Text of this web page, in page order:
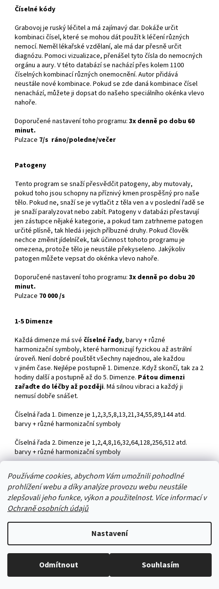
Používáme cookies, abychom Vám umožnili pohodlné
prohlížení webu a díky analýze provozu webu neustále
zlepšovali jeho funkce, výkon a použitelnost. Více informací v
Ochraně osobních údajů
Nastavení
Odmítnout Souhlasím
Stačí nám zavolat a zeptat se :-)
Číselné kódy
Grabovoj je ruský léčitel a má zajímavý dar. Dokáže určit
kombinaci čísel, které se mohou dát použít k léčení různých
nemocí. Neměl lékařské vzdělaní, ale má dar přesně určit
diagnózu. Pomoci vizualizace, přenášel tyto čísla do nemocných
orgánu a aury. V této databází se nachází přes kolem 1100
číselných kombinací různých onemocnění. Autor přidává
neustále nové kombinace. Pokud se zde daná kombinace čísel
nenachází, můžete ji dopsat do našeho speciálního okénka vlevo
nahoře.
Doporučené nastavení toho programu: 3x denně po dobu 60
minut.
Pulzace 7/s ráno/poledne/večer
Patogeny
Tento program se snaží přesvědčit patogeny, aby mutovaly,
pokud toho jsou schopny na příznivý kmen prospěšný pro naše
tělo. Pokud ne, snaží se je vytlačit z těla ven a v poslední řadě se
je snaží paralyzovat nebo zabít. Patogeny v databázi přestavují
jen zástupce nějaké kategorie, a pokud tam zatrhneme patogen
určité plísně, tak hledá i jejich příbuzné druhy. Pokud člověk
nechce změnit jídelníček, tak účinnost tohoto programu je
omezena, protože tělo je neustále překyseleno. Jakýkoliv
patogen můžete vepsat do okénka vlevo nahoře.
Doporučené nastavení toho programu: 3x denně po dobu 20
minut.
Pulzace 70 000 /s
1-5 Dimenze
Každá dimenze má své číselné řady, barvy + různé
harmonizační symboly, které harmonizují fyzickou až astrální
úroveň. Není dobré pouštět všechny najednou, ale každou
v jiném čase. Nejlépe postupně 1. Dimenze. Když skončí, tak za 2
hodiny další a postupně až do 5. Dimenze. Pátou dimenzi
zařaďte do léčby až později. Má silnou vibraci a každý ji
nemusí dobře snášet.
Číselná řada 1. Dimenze je 1,2,3,5,8,13,21,34,55,89,144 atd.
barvy + různé harmonizační symboly
Číselná řada 2. Dimenze je 1,2,4,8,16,32,64,128,256,512 atd.
barvy + různé harmonizační symboly
Číselná řada 3. Dimenze je 10,100,1000,10 000,100 000 atd.
barvy + různé harmonizační symboly
Číselná řada 4. Dimenze je 1,12,144,1728,20736,248832 atd.
barvy + různé harmonizační symboly
barvy + různé harmonizační symboly
Každá dimenze má svéspeciální symboly, tvary a barvy,
kterými se dá daná dimenze harmonizovat. Harmonizaci těchto
dimenzí, odstraňujeme naše fyzické, psychické, mentální i